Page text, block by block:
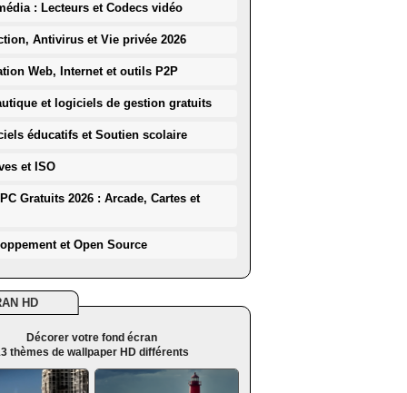
: Lecteurs et Codecs vidéo
Antivirus et Vie privée 2026
Web, Internet et outils P2P
et logiciels de gestion gratuits
éducatifs et Soutien scolaire
et ISO
Gratuits 2026 : Arcade, Cartes et
et Open Source
HD
Décorer votre fond écran
thèmes de wallpaper HD différents